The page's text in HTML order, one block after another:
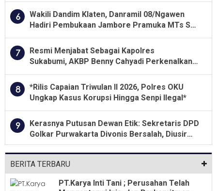
6
Wakili Dandim Klaten, Danramil 08/Ngawen
Hadiri Pembukaan Jambore Pramuka MTs Se-
7
Resmi Menjabat Sebagai Kapolres
Sukabumi, AKBP Benny Cahyadi Perkenalkan
8
*Rilis Capaian Triwulan II 2026, Polres OKU
Ungkap Kasus Korupsi Hingga Senpi Ilegal*
9
Kerasnya Putusan Dewan Etik: Sekretaris DPD
Golkar Purwakarta Divonis Bersalah, Diusir
Dari Jabatan Selama Empat Tahun
BERITA TERBARU
PT.Karya Inti Tani ; Perusahan Telah